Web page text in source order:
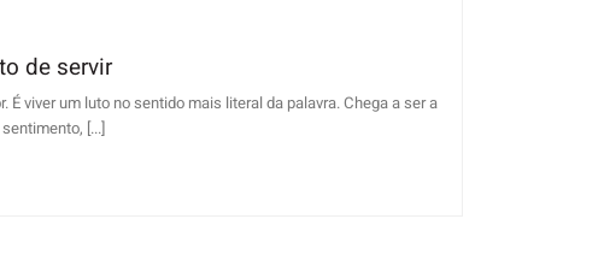
de servir
viver um luto no sentido mais literal da palavra. Chega a ser a
[...]